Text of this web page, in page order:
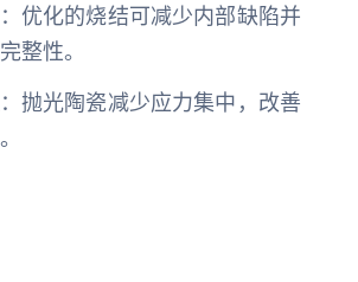
优化的烧结可减少内部缺陷并
整性。
抛光陶瓷减少应力集中，改善